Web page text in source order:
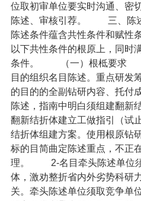
位取初审单位要实时沟通、密
陈述、审核引荐。
三、陈述
陈述条件蕴含共性条件和赋性
以下共性条件的根原上，同时
条件。
（一）根柢要求
目的组织名目陈述。重点研发
的目的的全副钻研内容、托付
陈述，指南中明白须组建翻新
翻新结折体建立工做指引（试
结折体组建方案。使用根原钻
标的目简曲定陈述重点，不正
理。
2-名目牵头陈述单位
体，激劝整折省内外劣势科研
关。牵头陈述单位须取竞争单